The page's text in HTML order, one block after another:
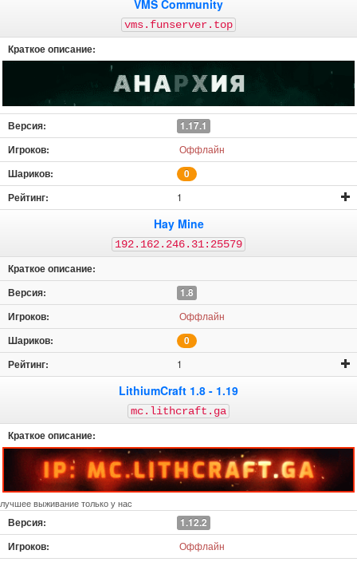
VMS Community
vms.funserver.top
1.17.1
Оффлайн
0
1
Hay Mine
192.162.246.31:25579
1.8
Оффлайн
0
1
LithiumCraft 1.8 - 1.19
mc.lithcraft.ga
лучшее выживание только у нас
1.12.2
Оффлайн